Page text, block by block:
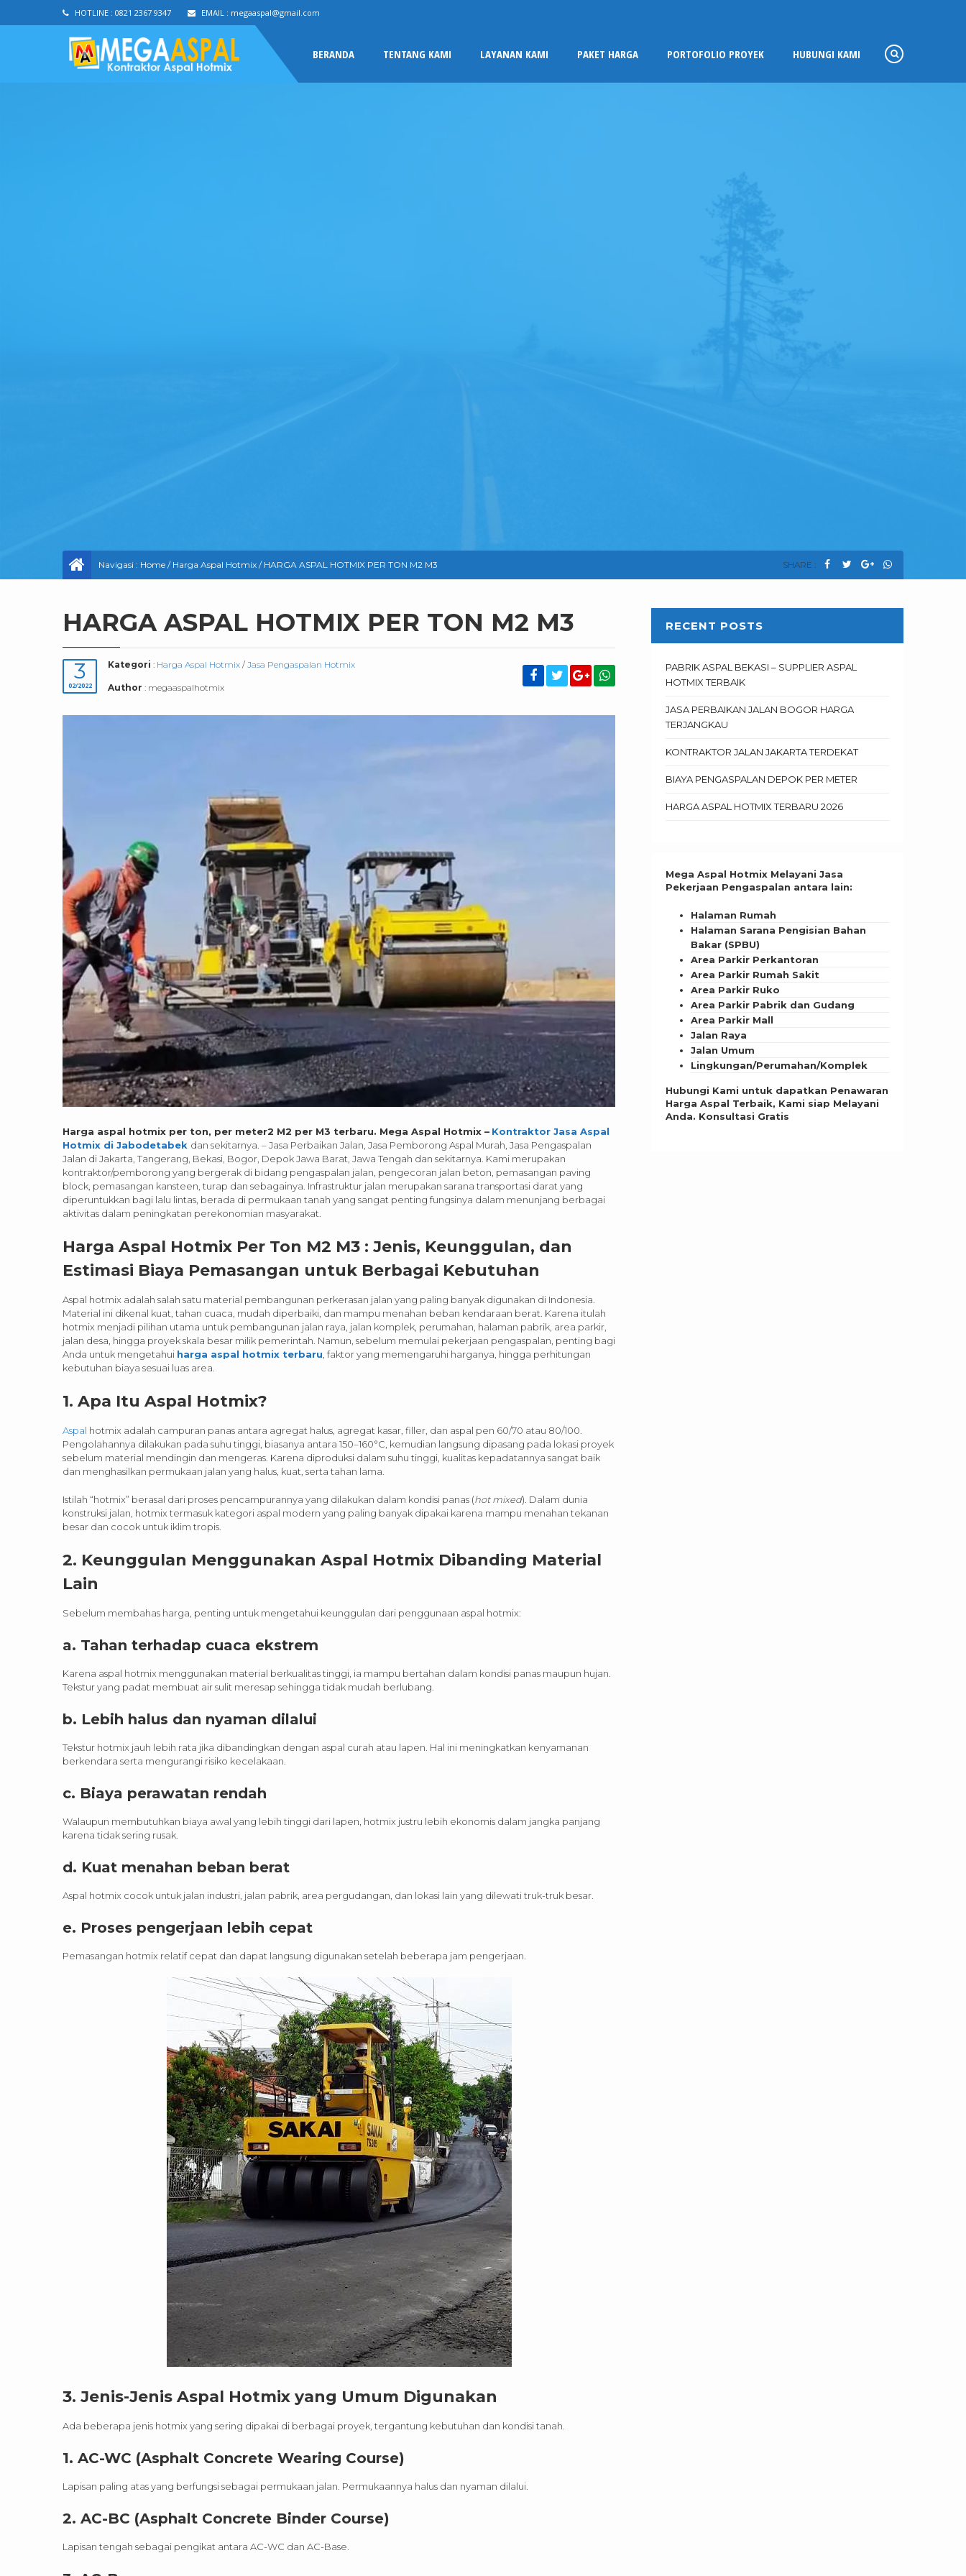
HOTLINE : 0821 2367 9347 EMAIL : megaaspal@gmail.com
BERANDA TENTANG KAMI LAYANAN KAMI PAKET HARGA PORTOFOLIO PROYEK HUBUNGI KAMI
Navigasi : Home / Harga Aspal Hotmix / HARGA ASPAL HOTMIX PER TON M2 M3 SHARE :
HARGA ASPAL HOTMIX PER TON M2 M3
3
02/2022
Kategori : Harga Aspal Hotmix / Jasa Pengaspalan Hotmix
Author : megaaspalhotmix
Harga aspal hotmix per ton, per meter2 M2 per M3 terbaru. Mega Aspal Hotmix – Kontraktor Jasa Aspal
Hotmix di Jabodetabek dan sekitarnya. – Jasa Perbaikan Jalan, Jasa Pemborong Aspal Murah, Jasa Pengaspalan
Jalan di Jakarta, Tangerang, Bekasi, Bogor, Depok Jawa Barat, Jawa Tengah dan sekitarnya. Kami merupakan
kontraktor/pemborong yang bergerak di bidang pengaspalan jalan, pengecoran jalan beton, pemasangan paving
block, pemasangan kansteen, turap dan sebagainya. Infrastruktur jalan merupakan sarana transportasi darat yang
diperuntukkan bagi lalu lintas, berada di permukaan tanah yang sangat penting fungsinya dalam menunjang berbagai
aktivitas dalam peningkatan perekonomian masyarakat.
Harga Aspal Hotmix Per Ton M2 M3 : Jenis, Keunggulan, dan
Estimasi Biaya Pemasangan untuk Berbagai Kebutuhan
Aspal hotmix adalah salah satu material pembangunan perkerasan jalan yang paling banyak digunakan di Indonesia.
Material ini dikenal kuat, tahan cuaca, mudah diperbaiki, dan mampu menahan beban kendaraan berat. Karena itulah
hotmix menjadi pilihan utama untuk pembangunan jalan raya, jalan komplek, perumahan, halaman pabrik, area parkir,
jalan desa, hingga proyek skala besar milik pemerintah. Namun, sebelum memulai pekerjaan pengaspalan, penting bagi
Anda untuk mengetahui harga aspal hotmix terbaru , faktor yang memengaruhi harganya, hingga perhitungan
kebutuhan biaya sesuai luas area.
1. Apa Itu Aspal Hotmix?
Aspal hotmix adalah campuran panas antara agregat halus, agregat kasar, filler, dan aspal pen 60/70 atau 80/100.
Pengolahannya dilakukan pada suhu tinggi, biasanya antara 150–160°C, kemudian langsung dipasang pada lokasi proyek
sebelum material mendingin dan mengeras. Karena diproduksi dalam suhu tinggi, kualitas kepadatannya sangat baik
dan menghasilkan permukaan jalan yang halus, kuat, serta tahan lama.
Istilah “hotmix” berasal dari proses pencampurannya yang dilakukan dalam kondisi panas (hot mixed). Dalam dunia
konstruksi jalan, hotmix termasuk kategori aspal modern yang paling banyak dipakai karena mampu menahan tekanan
besar dan cocok untuk iklim tropis.
2. Keunggulan Menggunakan Aspal Hotmix Dibanding Material
Lain
Sebelum membahas harga, penting untuk mengetahui keunggulan dari penggunaan aspal hotmix:
a. Tahan terhadap cuaca ekstrem
Karena aspal hotmix menggunakan material berkualitas tinggi, ia mampu bertahan dalam kondisi panas maupun hujan.
Tekstur yang padat membuat air sulit meresap sehingga tidak mudah berlubang.
b. Lebih halus dan nyaman dilalui
Tekstur hotmix jauh lebih rata jika dibandingkan dengan aspal curah atau lapen. Hal ini meningkatkan kenyamanan
berkendara serta mengurangi risiko kecelakaan.
c. Biaya perawatan rendah
Walaupun membutuhkan biaya awal yang lebih tinggi dari lapen, hotmix justru lebih ekonomis dalam jangka panjang
karena tidak sering rusak.
d. Kuat menahan beban berat
Aspal hotmix cocok untuk jalan industri, jalan pabrik, area pergudangan, dan lokasi lain yang dilewati truk-truk besar.
e. Proses pengerjaan lebih cepat
Pemasangan hotmix relatif cepat dan dapat langsung digunakan setelah beberapa jam pengerjaan.
3. Jenis-Jenis Aspal Hotmix yang Umum Digunakan
Ada beberapa jenis hotmix yang sering dipakai di berbagai proyek, tergantung kebutuhan dan kondisi tanah.
1. AC-WC (Asphalt Concrete Wearing Course)
Lapisan paling atas yang berfungsi sebagai permukaan jalan. Permukaannya halus dan nyaman dilalui.
2. AC-BC (Asphalt Concrete Binder Course)
Lapisan tengah sebagai pengikat antara AC-WC dan AC-Base.
RECENT POSTS
PABRIK ASPAL BEKASI – SUPPLIER ASPAL
HOTMIX TERBAIK
JASA PERBAIKAN JALAN BOGOR HARGA
TERJANGKAU
KONTRAKTOR JALAN JAKARTA TERDEKAT
BIAYA PENGASPALAN DEPOK PER METER
HARGA ASPAL HOTMIX TERBARU 2026
Mega Aspal Hotmix Melayani Jasa
Pekerjaan Pengaspalan antara lain:
Halaman Rumah
Halaman Sarana Pengisian Bahan
Bakar (SPBU)
Area Parkir Perkantoran
Area Parkir Rumah Sakit
Area Parkir Ruko
Area Parkir Pabrik dan Gudang
Area Parkir Mall
Jalan Raya
Jalan Umum
Lingkungan/Perumahan/Komplek
Hubungi Kami untuk dapatkan Penawaran
Harga Aspal Terbaik, Kami siap Melayani
Anda. Konsultasi Gratis